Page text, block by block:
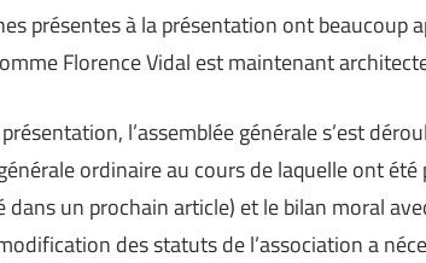
présentes à la présentation ont beaucoup
Florence Vidal est maintenant
l’assemblée générale s’est
ordinaire au cours de laquelle ont
dans un prochain article) et le bilan moral
des statuts de l’association a